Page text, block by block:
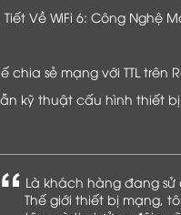
Tiết Về WiFi 6: Công Nghệ
chia sẻ mạng với TTL trên
kỹ thuật cấu hình thiết bị
Là khách hàng đang
Thế giới thiết bị mạng,